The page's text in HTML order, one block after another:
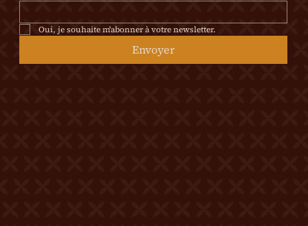
Oui, je souhaite m'abonner à votre newsletter.
Envoyer